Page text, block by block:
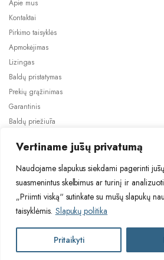
Vertiname jūsų privatumą
Naudojame slapukus siekdami pagerinti
suasmenintus skelbimus ar turinį ir
„Priimti viską“ sutinkate su mūsų slapukų
taisyklėmis. Slapukų politika
Pritaikyti
SPRINGS
Apie mus
Kontaktai
Pirkimo taisyklės
Apmokėjimas
Lizingas
Baldų pristatymas
Prekių grąžinimas
Garantinis
Baldų priežiūra
2024 © Visos teisės saugomos. Be
Asmens duomenų tvarkymas